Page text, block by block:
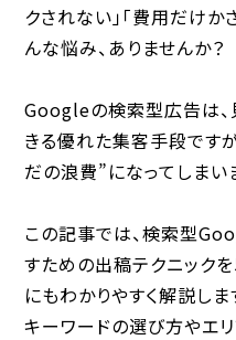
クされない」「費用だけ
んな悩み、ありませんか？
Googleの検索型広告は
きる優れた集客手段です
だの浪費”になってしまい
この記事では、検索型
すための出稿テクニック
にもわかりやすく解説しま
キーワードの選び方やエ